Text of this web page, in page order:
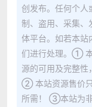
创发布。任何个人
制、盗用、采集、
体平台。如若本站
们进行处理。①
源的可用及完整性
② 本站资源售价
所需！ ③本站为